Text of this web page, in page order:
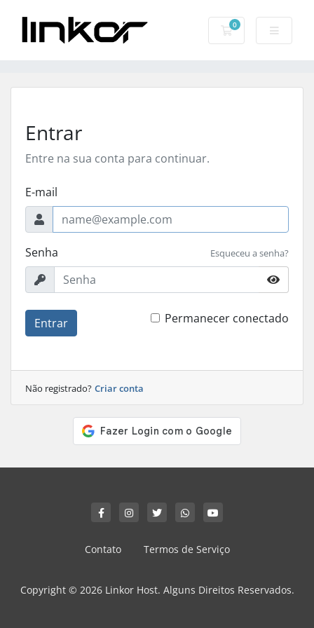
0
Carrinho de
Entrar
Entre na sua conta para continuar.
E-mail
Senha Esqueceu a senha?
Entrar Permanecer conectado
Não registrado? Criar conta
Contato Termos de Serviço
Copyright © 2026 Linkor Host. Alguns Direitos Reservados.